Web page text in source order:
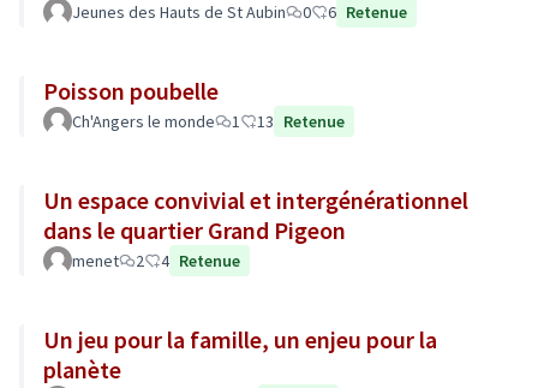
Jeunes des Hauts de St Aubin 0 6 Retenue
Poisson poubelle
Ch'Angers le monde 1 13 Retenue
Un espace convivial et intergénérationnel
dans le quartier Grand Pigeon
menet 2 4 Retenue
Un jeu pour la famille, un enjeu pour la
planète